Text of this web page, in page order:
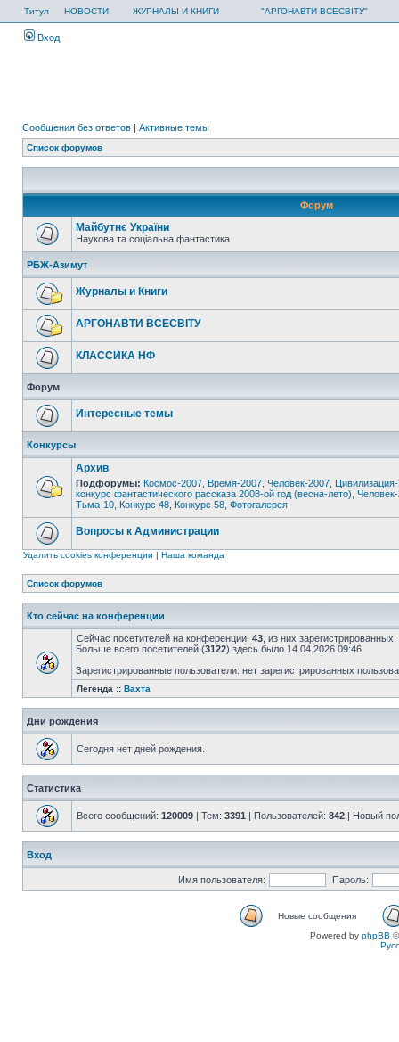
Титул НОВОСТИ ЖУРНАЛЫ И КНИГИ "АРГОНАВТИ ВСЕСВІТУ"
Вход
Сообщения без ответов | Активные темы
Список форумов
Форум
Майбутнє України
Наукова та соціальна фантастика
РБЖ-Азимут
Журналы и Книги
АРГОНАВТИ ВСЕСВIТУ
КЛАССИКА НФ
Форум
Интересные темы
Конкурсы
Архив
Подфорумы: Космос-2007 Время-2007 Человек-2007
конкурс фантастического рассказа 2008-ой год (весна-лето)
Тьма-10 Конкурс 48 Конкурс 58 Фотогалерея
Вопросы к Администрации
Удалить cookies конференции | Наша команда
Список форумов
Кто сейчас на конференции
Сейчас посетителей на конференции: 43 , из них
Больше всего посетителей (3122) здесь было 14.04.2026 09:46
Зарегистрированные пользователи: нет зарегистрированных
Легенда :: Вахта
Дни рождения
Сегодня нет дней рождения.
Статистика
Всего сообщений: 120009 | Тем: 3391 | Пользователей: 842 | Новый
Вход
Имя пользователя: Пароль:
Новые сообщения
Powered by phpBB